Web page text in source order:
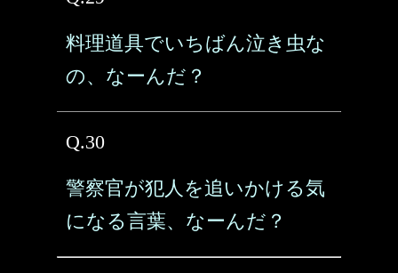
料理道具でいちばん泣き虫な
の、なーんだ？
Q.30
警察官が犯人を追いかける気
になる言葉、なーんだ？